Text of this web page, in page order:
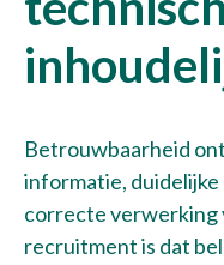
Betrouwbaarheid
informatie,
correcte verwerking
recruitment is dat